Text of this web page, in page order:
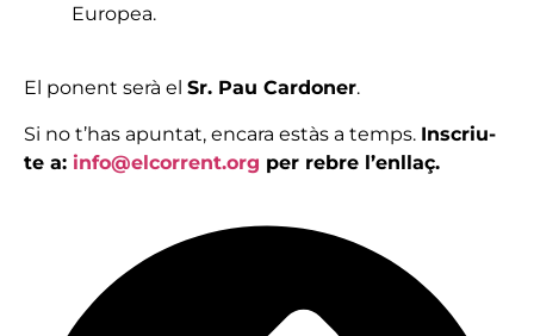
Europea.
El ponent serà el Sr. Pau Cardoner.
Si no t’has apuntat, encara estàs a temps. Inscriu-
te a: info@elcorrent.org per rebre l’enllaç.